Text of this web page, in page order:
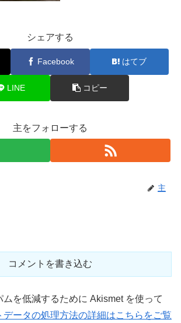
シェアする
Facebook はてブ
LINE コピー
主をフォローする
主
コメントを書き込む
ムを低減するために Akismet を使って
データの処理方法の詳細はこちらをご覧